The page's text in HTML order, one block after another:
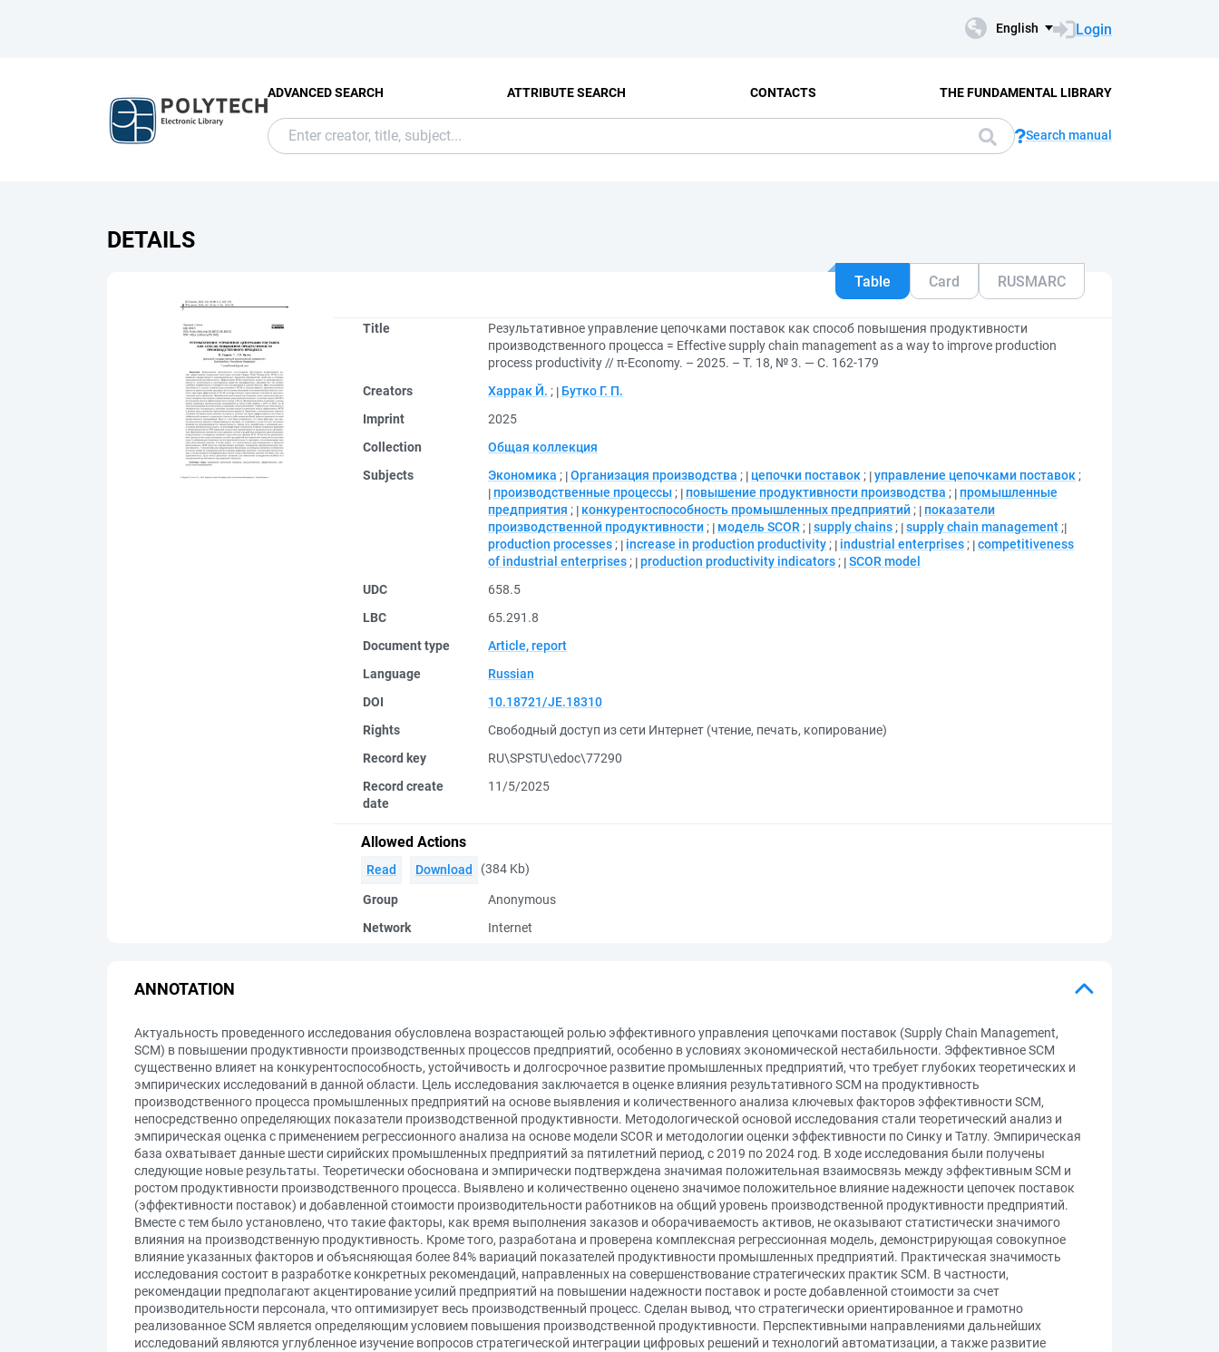
English Login
ADVANCED SEARCH ATTRIBUTE SEARCH CONTACTS THE FUNDAMENTAL LIBRARY
Search manual
DETAILS
Table Card RUSMARC
Title
Результативное управление цепочками поставок как способ повышения продуктивности
производственного процесса = Effective supply chain management as a way to improve production
process productivity // π-Economy. – 2025. – Т. 18, № 3. — С. 162-179
Creators
Харрак Й. ;
Бутко Г. П.
Imprint
2025
Collection
Общая коллекция
Subjects
Экономика ; Организация производства ; цепочки поставок ; управление цепочками поставок ;
производственные процессы ; повышение продуктивности производства ;
промышленные
предприятия ; конкурентоспособность промышленных предприятий ;
показатели
производственной продуктивности ; модель SCOR ; supply chains ; supply chain management ;
production processes ; increase in production productivity ; industrial enterprises ; competitiveness
of industrial enterprises ; production productivity indicators ; SCOR model
UDC
658.5
LBC
65.291.8
Document type
Article, report
Language
Russian
DOI
10.18721/JE.18310
Rights
Свободный доступ из сети Интернет (чтение, печать, копирование)
Record key
RU\SPSTU\edoc\77290
Record create
date
11/5/2025
Allowed Actions
Read Download (384 Kb)
Group
Anonymous
Network
Internet
ANNOTATION
Актуальность проведенного исследования обусловлена возрастающей ролью эффективного управления цепочками поставок (Supply Chain Management,
SCM) в повышении продуктивности производственных процессов предприятий, особенно в условиях экономической нестабильности. Эффективное SCM
существенно влияет на конкурентоспособность, устойчивость и долгосрочное развитие промышленных предприятий, что требует глубоких теоретических и
эмпирических исследований в данной области. Цель исследования заключается в оценке влияния результативного SCM на продуктивность
производственного процесса промышленных предприятий на основе выявления и количественного анализа ключевых факторов эффективности SCM,
непосредственно определяющих показатели производственной продуктивности. Методологической основой исследования стали теоретический анализ и
эмпирическая оценка с применением регрессионного анализа на основе модели SCOR и методологии оценки эффективности по Синку и Татлу. Эмпирическая
база охватывает данные шести сирийских промышленных предприятий за пятилетний период, с 2019 по 2024 год. В ходе исследования были получены
следующие новые результаты. Теоретически обоснована и эмпирически подтверждена значимая положительная взаимосвязь между эффективным SCM и
ростом продуктивности производственного процесса. Выявлено и количественно оценено значимое положительное влияние надежности цепочек поставок
(эффективности поставок) и добавленной стоимости производительности работников на общий уровень производственной продуктивности предприятий.
Вместе с тем было установлено, что такие факторы, как время выполнения заказов и оборачиваемость активов, не оказывают статистически значимого
влияния на производственную продуктивность. Кроме того, разработана и проверена комплексная регрессионная модель, демонстрирующая совокупное
влияние указанных факторов и объясняющая более 84% вариаций показателей продуктивности промышленных предприятий. Практическая значимость
исследования состоит в разработке конкретных рекомендаций, направленных на совершенствование стратегических практик SCM. В частности,
рекомендации предполагают акцентирование усилий предприятий на повышении надежности поставок и росте добавленной стоимости за счет
производительности персонала, что оптимизирует весь производственный процесс. Сделан вывод, что стратегически ориентированное и грамотно
реализованное SCM является определяющим условием повышения производственной продуктивности. Перспективными направлениями дальнейших
исследований являются углубленное изучение вопросов стратегической интеграции цифровых решений и технологий автоматизации, а также развитие